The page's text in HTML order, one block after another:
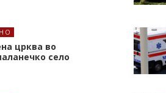
црква во
село